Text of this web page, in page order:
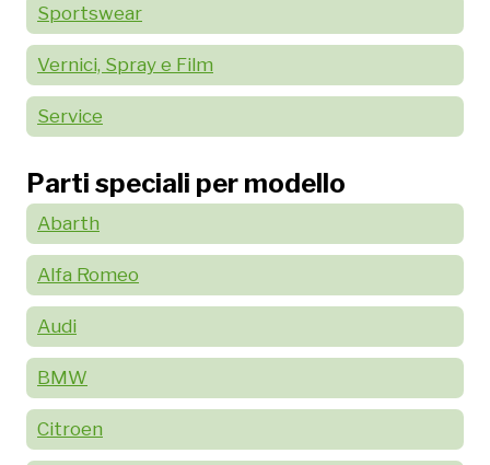
Sportswear
Vernici, Spray e Film
Service
Parti speciali per modello
Abarth
Alfa Romeo
Audi
BMW
Citroen